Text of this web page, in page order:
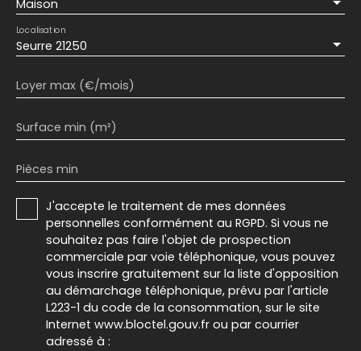
Maison
Seurre 21250
Localisation
Loyer max (€/mois)
Surface min (m²)
Pièces min
J'accepte le traitement de mes données
personnelles conformément au RGPD. Si vous ne
souhaitez pas faire l'objet de prospection
commerciale par voie téléphonique, vous pouvez
vous inscrire gratuitement sur la liste d'opposition
au démarchage téléphonique, prévu par l'article
L223-1 du code de la consommation, sur le site
Internet www.bloctel.gouv.fr ou par courrier
adressé à :